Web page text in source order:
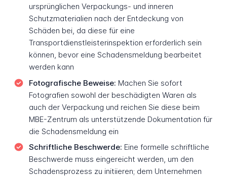
ursprünglichen Verpackungs- und inneren
Schutzmaterialien nach der Entdeckung von
Schäden bei, da diese für eine
Transportdienstleisterinspektion erforderlich sein
können, bevor eine Schadensmeldung bearbeitet
werden kann
Fotografische Beweise: Machen Sie sofort
Fotografien sowohl der beschädigten Waren als
auch der Verpackung und reichen Sie diese beim
MBE-Zentrum als unterstützende Dokumentation für
die Schadensmeldung ein
Schriftliche Beschwerde: Eine formelle schriftliche
Beschwerde muss eingereicht werden, um den
Schadensprozess zu initiieren; dem Unternehmen